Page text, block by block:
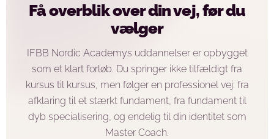
Få overblik over din vej, før du
vælger
IFBB Nordic Academys uddannelser er opbygget
som et klart forløb. Du springer ikke tilfældigt fra
kursus til kursus, men følger en professionel vej: fra
afklaring til et stærkt fundament, fra fundament til
dyb specialisering, og endelig til din identitet som
Master Coach.